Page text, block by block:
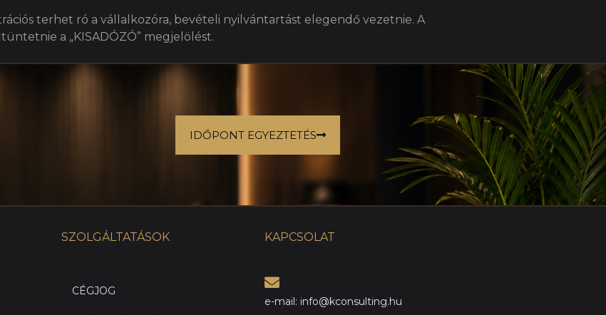
terhet ró a vállalkozóra, bevételi nyilvántartást elegendő vezetnie. A
a „KISADÓZÓ” megjelölést.
IDŐPONT EGYEZTETÉS
SZOLGÁLTATÁSOK
CÉGJOG
KAPCSOLAT
e-mail: info@kconsulting.hu